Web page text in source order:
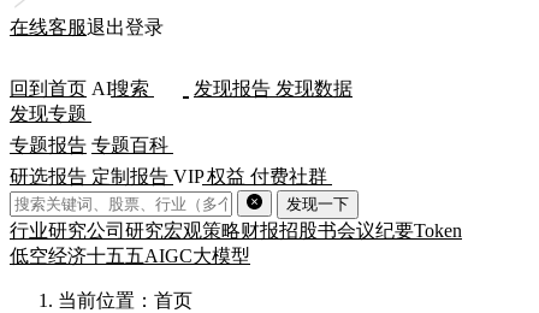
在线客服退出登录
回到首页 AI搜索 发现报告 发现数据
发现专题
专题报告 专题百科
研选报告 定制报告 VIP权益 付费社群
发现一下
行业研究公司研究宏观策略财报招股书会议纪要Token
低空经济十五五AIGC大模型
当前位置：首页